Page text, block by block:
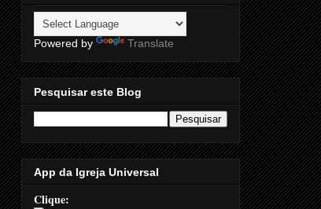
Powered by Translate
Pesquisar este Blog
App da Igreja Universal
Clique: